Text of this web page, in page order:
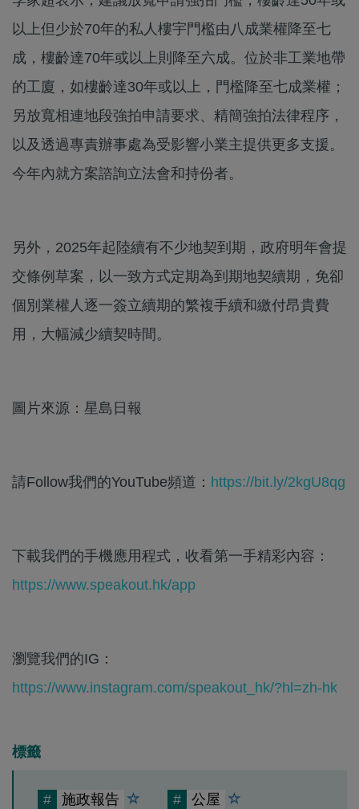
以上但少於70年的私人樓宇門檻由八成業權降至七
成，樓齡達70年或以上則降至六成。位於非工業地帶
的工廈，如樓齡達30年或以上，門檻降至七成業權；
另放寬相連地段強拍申請要求、精簡強拍法律程序，
以及透過專責辦事處為受影響小業主提供更多支援。
今年內就方案諮詢立法會和持份者。
另外，2025年起陸續有不少地契到期，政府明年會提
交條例草案，以一致方式定期為到期地契續期，免卻
個別業權人逐一簽立續期的繁複手續和繳付昂貴費
用，大幅減少續契時間。
圖片來源：星島日報
請Follow我們的YouTube頻道： https://bit.ly/2kgU8qg
下載我們的手機應用程式，收看第一手精彩內容：
https://www.speakout.hk/app
瀏覽我們的IG：
https://www.instagram.com/speakout_hk/?hl=zh-hk
標籤
# 施政報告 # 公屋